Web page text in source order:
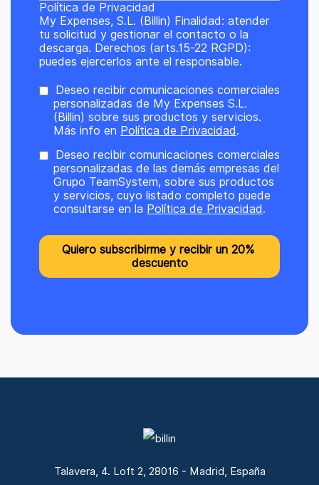
Política de Privacidad
My Expenses, S.L. (Billin) Finalidad: atender
tu solicitud y gestionar el contacto o la
descarga. Derechos (arts.15-22 RGPD):
puedes ejercerlos ante el responsable.
Deseo recibir comunicaciones comerciales
personalizadas de My Expenses S.L.
(Billin) sobre sus productos y servicios.
Más info en Política de Privacidad.
Deseo recibir comunicaciones comerciales
personalizadas de las demás empresas del
Grupo TeamSystem, sobre sus productos
y servicios, cuyo listado completo puede
consultarse en la Política de Privacidad.
Talavera, 4. Loft 2, 28016 - Madrid, España